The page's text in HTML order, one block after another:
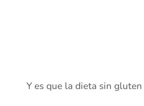
Y es que la dieta sin gluten